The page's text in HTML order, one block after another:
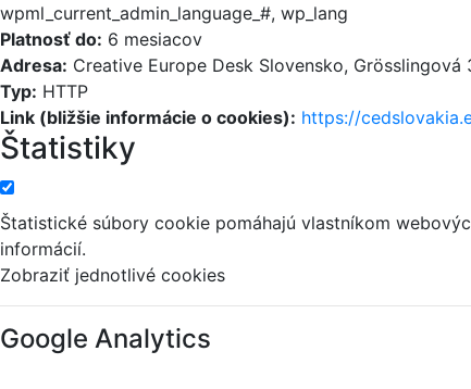
wpml_current_admin_language_#, wp_lang
Platnosť do: 6 mesiacov
Adresa: Creative Europe Desk Slovensko, Grösslingová
Typ: HTTP
Link (bližšie informácie o cookies): https://
Štatistiky
Štatistické súbory cookie pomáhajú vlastníkom
informácií.
Zobraziť jednotlivé cookies
Google Analytics